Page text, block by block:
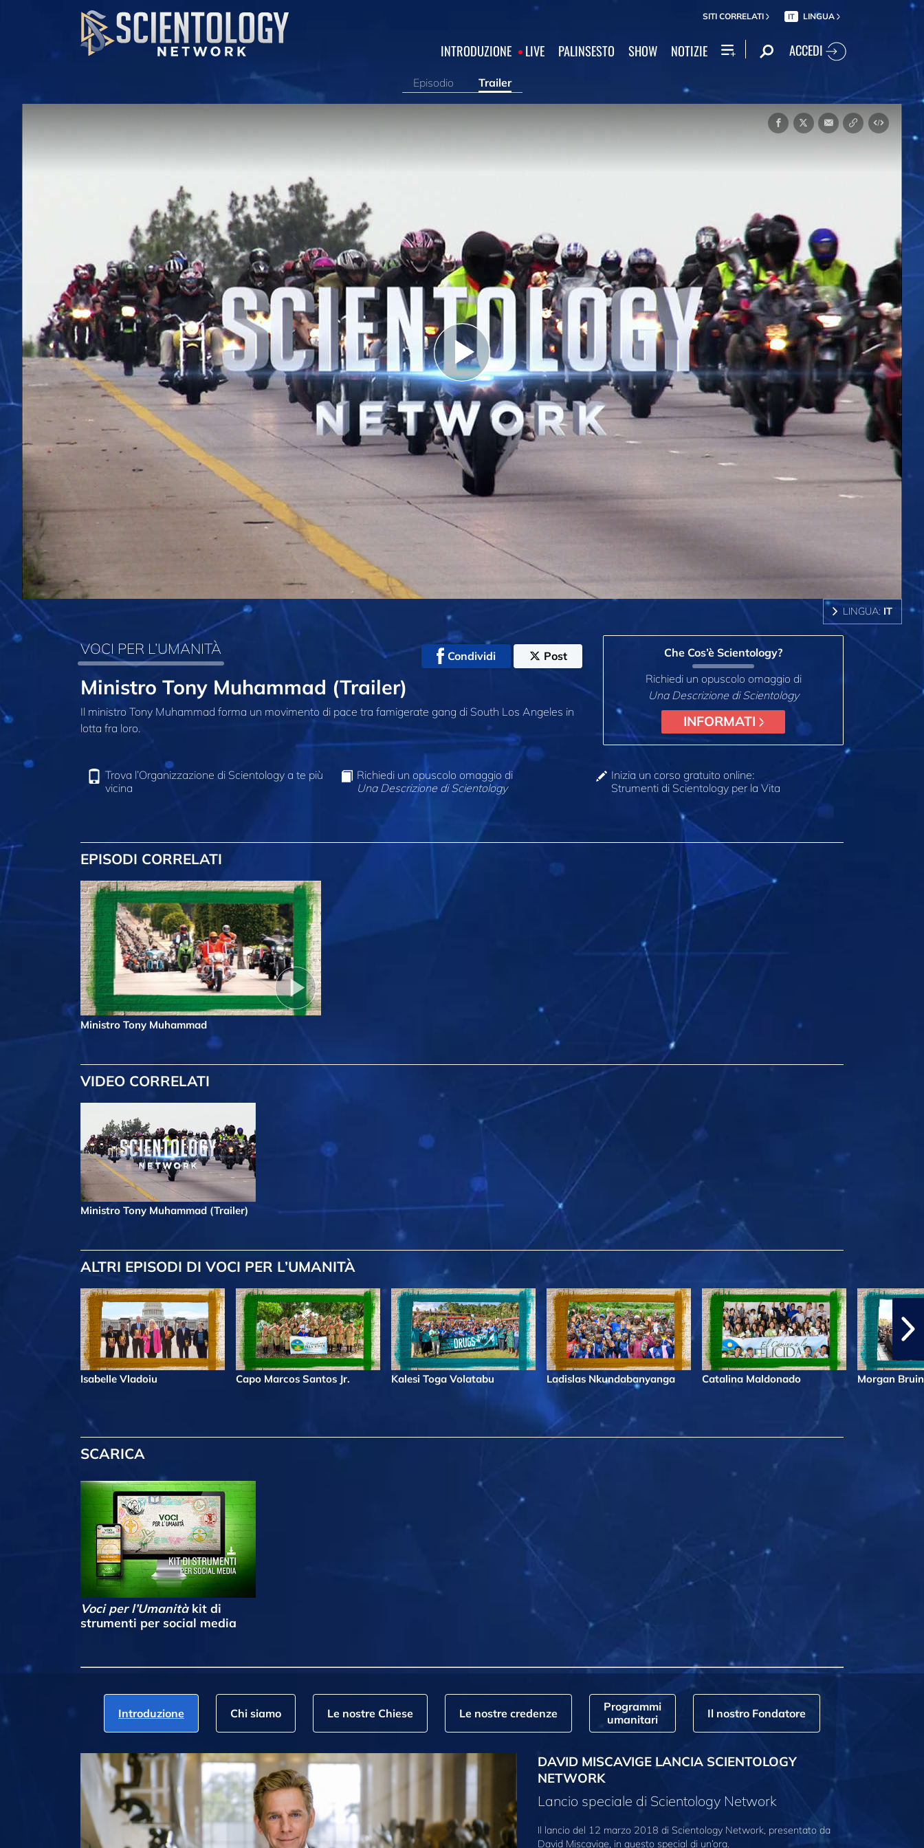
SITI CORRELATI IT LINGUA
INTRODUZIONE LIVE PALINSESTO SHOW NOTIZIE ACCEDI
Episodio Trailer
Play
Video
LINGUA: IT
VOCI PER L’UMANITÀ Condividi Post
Ministro Tony Muhammad (Trailer)
Il ministro Tony Muhammad forma un movimento di pace tra famigerate gang di South Los Angeles in
lotta fra loro.
Che Cos’è Scientology?
Richiedi un opuscolo omaggio di
Una Descrizione di Scientology
INFORMATI
Trova l’Organizzazione di Scientology a te più
vicina
Richiedi un opuscolo omaggio di
Una Descrizione di Scientology
Inizia un corso gratuito online:
Strumenti di Scientology per la Vita
EPISODI CORRELATI
Ministro Tony Muhammad
VIDEO CORRELATI
Ministro Tony Muhammad (Trailer)
ALTRI EPISODI DI VOCI PER L’UMANITÀ
Isabelle Vladoiu Capo Marcos Santos Jr. Kalesi Toga Volatabu Ladislas Nkundabanyanga Catalina Maldonado Morgan
SCARICA
Voci per l’Umanitàkit di
strumenti per social media
Introduzione Chi siamo Le nostre Chiese Le nostre credenze
Programmi
umanitari
Il nostro Fondatore
DAVID MISCAVIGE LANCIA SCIENTOLOGY
NETWORK
Lancio speciale di Scientology Network
Il lancio del 12 marzo 2018 di Scientology Network, presentato da
David Miscavige, in questo special di un’ora.